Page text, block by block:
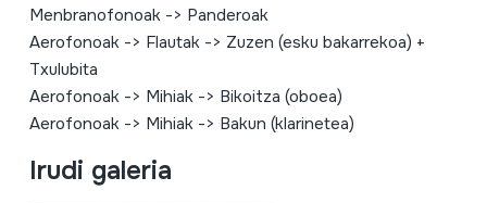
Menbranofonoak-> Panderoak
Aerofonoak-> Flautak-> Zuzen (esku bakarrekoa) +
Txulubita
Aerofonoak-> Mihiak-> Bikoitza (oboea)
Aerofonoak-> Mihiak-> Bakun (klarinetea)
Irudi galeria